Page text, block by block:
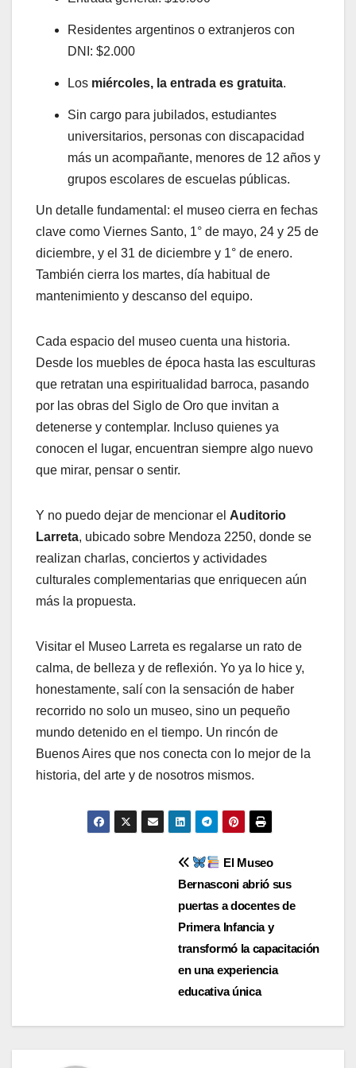
Residentes argentinos o extranjeros con
DNI: $2.000
Los miércoles, la entrada es gratuita.
Sin cargo para jubilados, estudiantes
universitarios, personas con discapacidad
más un acompañante, menores de 12 años y
grupos escolares de escuelas públicas.
Un detalle fundamental: el museo cierra en fechas
clave como Viernes Santo, 1° de mayo, 24 y 25 de
diciembre, y el 31 de diciembre y 1° de enero.
También cierra los martes, día habitual de
mantenimiento y descanso del equipo.
Cada espacio del museo cuenta una historia.
Desde los muebles de época hasta las esculturas
que retratan una espiritualidad barroca, pasando
por las obras del Siglo de Oro que invitan a
detenerse y contemplar. Incluso quienes ya
conocen el lugar, encuentran siempre algo nuevo
que mirar, pensar o sentir.
Y no puedo dejar de mencionar el Auditorio
Larreta, ubicado sobre Mendoza 2250, donde se
realizan charlas, conciertos y actividades
culturales complementarias que enriquecen aún
más la propuesta.
Visitar el Museo Larreta es regalarse un rato de
calma, de belleza y de reflexión. Yo ya lo hice y,
honestamente, salí con la sensación de haber
recorrido no solo un museo, sino un pequeño
mundo detenido en el tiempo. Un rincón de
Buenos Aires que nos conecta con lo mejor de la
historia, del arte y de nosotros mismos.
El Museo
Bernasconi abrió sus
puertas a docentes de
Primera Infancia y
transformó la capacitación
en una experiencia
educativa única